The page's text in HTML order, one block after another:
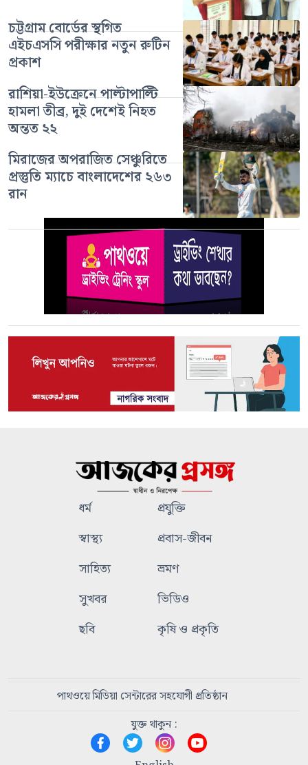
চট্টগ্রাম বোর্ডের স্থগিত
এইচএসসি পরীক্ষার নতুন রুটিন
প্রকাশ
রাশিয়া-ইউক্রেনে পাল্টাপাল্টি
হামলা তীব্র, দুই দেশেই নিহত
অন্তত ২২
মিরাজের অপরাজিত সেঞ্চুরিতে
প্রস্তুতি ম্যাচে বাংলাদেশের ২৬৩
রান
ধর্ম
প্রযুক্তি
স্বাস্থ্য
প্রবাস-জীবন
সাহিত্য
ভ্রমণ
সুখবর
ভিডিও
ছবি
কৃষি ও প্রকৃতি
পাথওয়ে মিডিয়া সেন্টারের সহযোগী প্রতিষ্ঠান
যুক্ত থাকুন :